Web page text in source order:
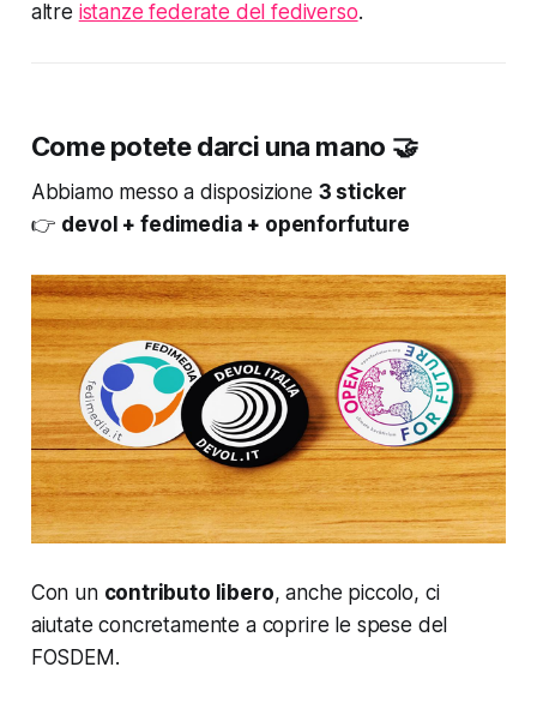
altre istanze federate del fediverso.
Come potete darci una mano 🤝
Abbiamo messo a disposizione 3 sticker
👉 devol + fedimedia + openforfuture
Con un contributo libero, anche piccolo, ci
aiutate concretamente a coprire le spese del
FOSDEM.